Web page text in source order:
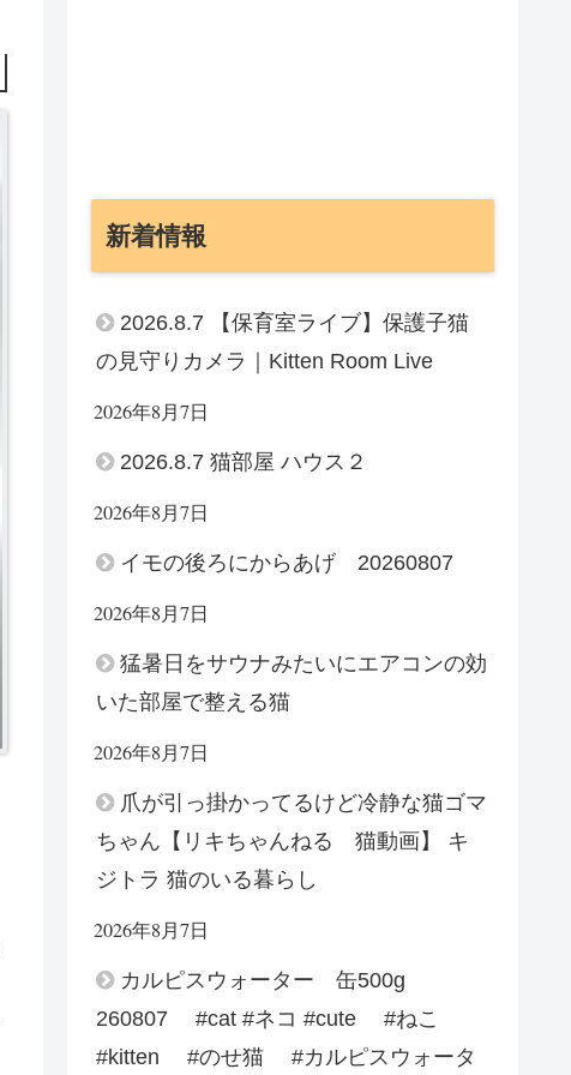
新着情報
2026.8.7 【保育室ライブ】保護子猫
の見守りカメラ｜Kitten Room Live
2026年8月7日
2026.8.7 猫部屋 ハウス２
2026年8月7日
イモの後ろにからあげ 20260807
2026年8月7日
猛暑日をサウナみたいにエアコンの効
いた部屋で整える猫
2026年8月7日
爪が引っ掛かってるけど冷静な猫ゴマ
ちゃん【リキちゃんねる 猫動画】 キ
ジトラ 猫のいる暮らし
2026年8月7日
カルピスウォーター 缶500g
260807 #cat #ネコ #cute #ねこ
#kitten #のせ猫 #カルピスウォータ